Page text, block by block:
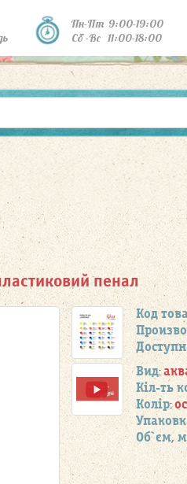
Пн-Пт 9:00-19:00
Сб -Вс 11:00-18:00
пенал
Код
Вид:
Кіл-ть
Колір:
Об`єм,